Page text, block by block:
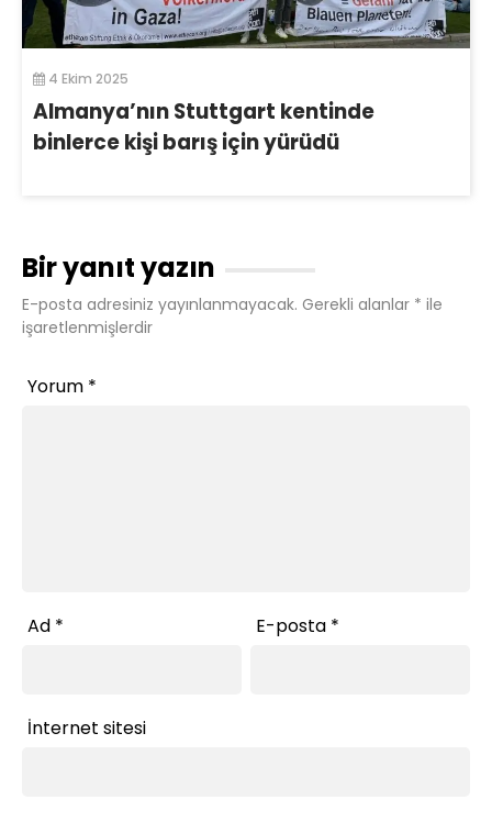
4 Ekim 2025
Almanya’nın Stuttgart kentinde
binlerce kişi barış için yürüdü
Bir yanıt yazın
E-posta adresiniz yayınlanmayacak. Gerekli alanlar * ile
işaretlenmişlerdir
Yorum *
Ad * E-posta *
İnternet sitesi